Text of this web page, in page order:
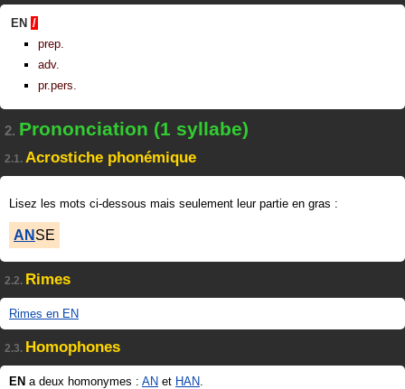
EN /
prep.
adv.
pr.pers.
2. Prononciation (1 syllabe)
2.1. Acrostiche phonémique
Lisez les mots ci-dessous mais seulement leur partie en gras :
ANSE
2.2. Rimes
Rimes en EN
2.3. Homophones
EN a deux homonymes : AN et HAN.